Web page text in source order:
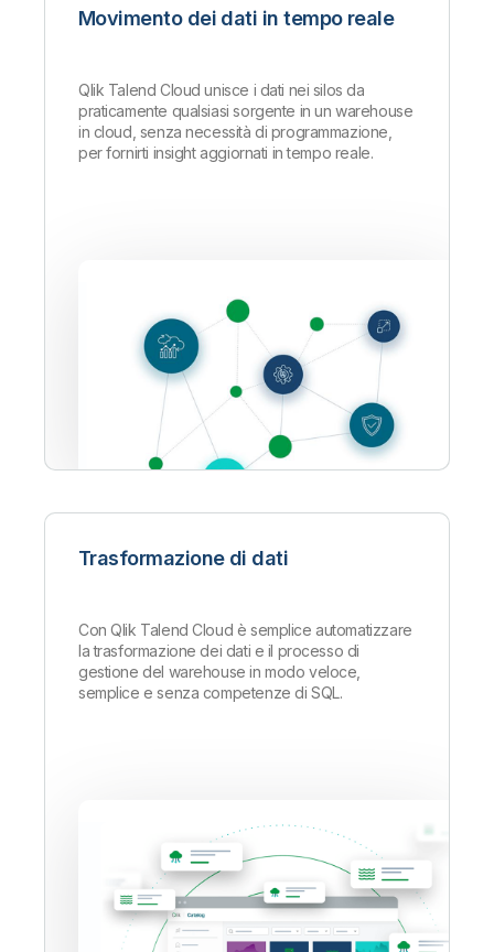
Movimento dei dati in tempo reale
Qlik Talend Cloud unisce i dati nei silos da
praticamente qualsiasi sorgente in un warehouse
in cloud, senza necessità di programmazione,
per fornirti insight aggiornati in tempo reale.
Trasformazione di dati
Con Qlik Talend Cloud è semplice automatizzare
la trasformazione dei dati e il processo di
gestione del warehouse in modo veloce,
semplice e senza competenze di SQL.